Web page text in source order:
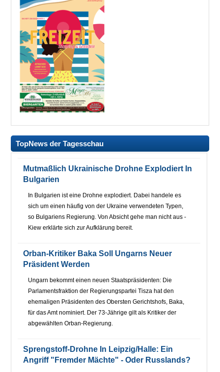
TopNews der Tagesschau
Mutmaßlich Ukrainische Drohne Explodiert In
Bulgarien
In Bulgarien ist eine Drohne explodiert. Dabei handele es
sich um einen häufig von der Ukraine verwendeten Typen,
so Bulgariens Regierung. Von Absicht gehe man nicht aus -
Kiew erklärte sich zur Aufklärung bereit.
Orban-Kritiker Baka Soll Ungarns Neuer
Präsident Werden
Ungarn bekommt einen neuen Staatspräsidenten: Die
Parlamentsfraktion der Regierungspartei Tisza hat den
ehemaligen Präsidenten des Obersten Gerichtshofs, Baka,
für das Amt nominiert. Der 73-Jährige gilt als Kritiker der
abgewählten Orban-Regierung.
Sprengstoff-Drohne In Leipzig/Halle: Ein
Angriff "fremder Mächte" - Oder Russlands?